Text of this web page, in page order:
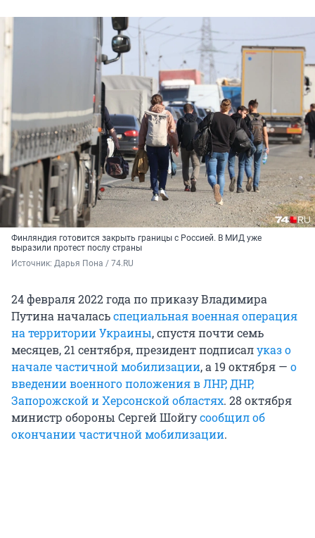
Финляндия готовится закрыть границы с Россией. В МИД уже
выразили протест послу страны
Источник: Дарья Пона / 74.RU
24 февраля 2022 года по приказу Владимира
Путина началасьспециальная военная операция
на территории Украины, спустя почти семь
месяцев, 21 сентября, президент подписалуказ о
начале частичной мобилизации, а 19 октября — о
введении военного положения в ЛНР, ДНР,
Запорожской и Херсонской областях. 28 октября
министр обороны Сергей Шойгусообщил об
окончании частичной мобилизации.